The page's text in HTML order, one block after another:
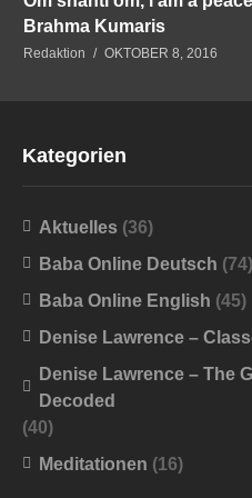
Brahma Kumaris
Redaktion OKTOBER 8, 2016
Kategorien
Aktuelles (36)
Baba Online Deutsch (74)
Baba Online English (45)
Denise Lawrence –
Denise Lawrence – The
Decoded
(40)
Meditationen (16)